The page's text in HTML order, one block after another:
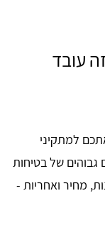
עובד
למתקיני
גבוהים של בטיחות
מחיר ואחריות -